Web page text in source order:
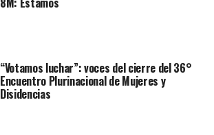
“Votamos luchar”: voces del cierre del 36°
Encuentro Plurinacional de Mujeres y
Disidencias